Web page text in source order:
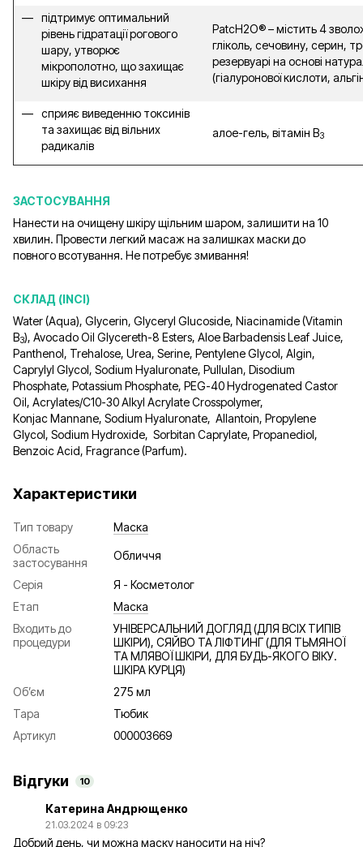
підтримує оптимальний
рівень гідратації рогового
шару, утворює
мікрополотно, що захищає
шкіру від висихання
PatcH2O® – містить 4
гліколь, сечовину, серин,
резервуарі на основі
(гіалуронової кислоти,
сприяє виведенню токсинів
та захищає від вільних
радикалів
алое-гель, вітамін В3
ЗАСТОСУВАННЯ
Нанести на очищену шкіру щільним шаром, залишити на 10
хвилин. Провести легкий масаж на залишках маски до
повного всотування. Не потребує змивання!
СКЛАД (INCI)
Water (Aqua), Glycerin, Glyceryl Glucoside, Niacinamide (Vitamin
B3), Avocado Oil Glycereth-8 Esters, Aloe Barbadensis Leaf Juice,
Panthenol, Trehalose, Urea, Serine, Pentylene Glycol, Algin,
Caprylyl Glycol, Sodium Hyaluronate, Pullulan, Disodium
Phosphate, Potassium Phosphate, PEG-40 Hydrogenated Castor
Oil, Acrylates/C10-30 Alkyl Acrylate Crosspolymer,
Кonjac Mannane, Sodium Hyaluronate, Allantoin, Propylene
Glycol, Sodium Hydroxide, Sorbitan Caprylate, Propanediol,
Benzoic Acid, Fragrance (Parfum).
Характеристики
Тип товару
Маска
Область
застосування
Обличчя
Серія
Я - Косметолог
Етап
Маска
Входить до
процедури
УНІВЕРСАЛЬНИЙ ДОГЛЯД (ДЛЯ ВСІХ ТИПІВ
ШКІРИ), СЯЙВО ТА ЛІФТИНГ (ДЛЯ ТЬМЯНОЇ
ТА МЛЯВОЇ ШКІРИ, ДЛЯ БУДЬ-ЯКОГО ВІКУ.
ШКІРА КУРЦЯ)
Об’єм
275 мл
Тара
Тюбик
Артикул
000003669
Відгуки 10
Катерина Андрющенко
21.03.2024 в 09:23
Добрий день, чи можна маску наносити на ніч?